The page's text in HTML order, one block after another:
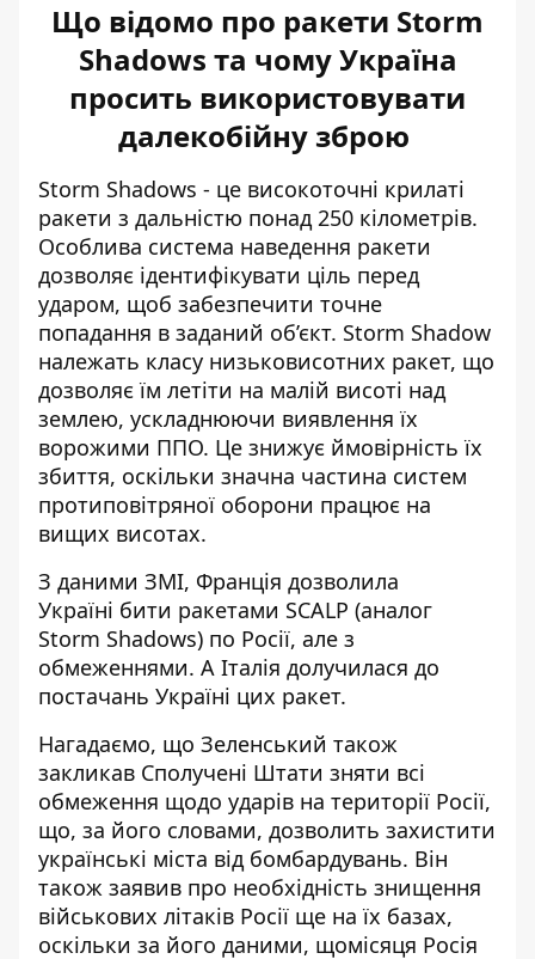
Що відомо про ракети Storm
Shadows та чому Україна
просить використовувати
далекобійну зброю
Storm Shadows - це високоточні крилаті
ракети з дальністю понад 250 кілометрів.
Особлива система наведення ракети
дозволяє ідентифікувати ціль перед
ударом, щоб забезпечити точне
попадання в заданий об’єкт. Storm Shadow
належать класу низьковисотних ракет, що
дозволяє їм летіти на малій висоті над
землею, ускладнюючи виявлення їх
ворожими ППО. Це знижує ймовірність їх
збиття, оскільки значна частина систем
протиповітряної оборони працює на
вищих висотах.
З даними ЗМІ, Франція дозволила
Україні бити ракетами SCALP (аналог
Storm Shadows) по Росії, але з
обмеженнями. А Італія долучилася до
постачань Україні цих ракет.
Нагадаємо, що Зеленський також
закликав Сполучені Штати зняти всі
обмеження щодо ударів на території Росії,
що, за його словами, дозволить захистити
українські міста від бомбардувань. Він
також заявив про необхідність знищення
військових літаків Росії ще на їх базах,
оскільки за його даними, щомісяця Росія